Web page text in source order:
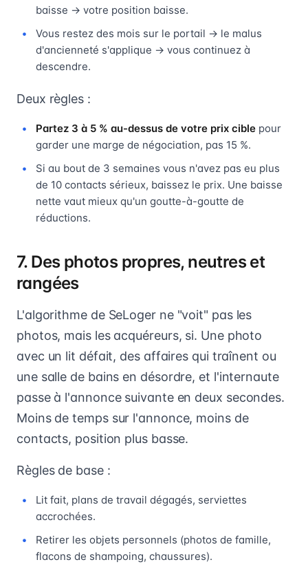
baisse → votre position baisse.
Vous restez des mois sur le portail → le malus
d'ancienneté s'applique → vous continuez à
descendre.
Deux règles :
Partez 3 à 5 % au-dessus de votre prix cible pour
garder une marge de négociation, pas 15 %.
Si au bout de 3 semaines vous n'avez pas eu plus
de 10 contacts sérieux, baissez le prix. Une baisse
nette vaut mieux qu'un goutte-à-goutte de
réductions.
7. Des photos propres, neutres et
rangées
L'algorithme de SeLoger ne "voit" pas les
photos, mais les acquéreurs, si. Une photo
avec un lit défait, des affaires qui traînent ou
une salle de bains en désordre, et l'internaute
passe à l'annonce suivante en deux secondes.
Moins de temps sur l'annonce, moins de
contacts, position plus basse.
Règles de base :
Lit fait, plans de travail dégagés, serviettes
accrochées.
Retirer les objets personnels (photos de famille,
flacons de shampoing, chaussures).